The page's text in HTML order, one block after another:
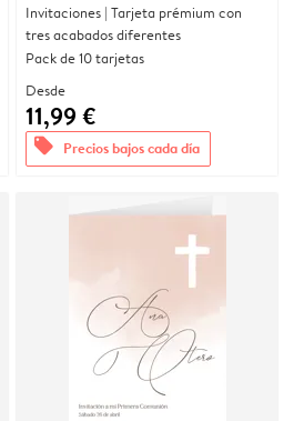
Invitaciones | Tarjeta prémium con
tres acabados diferentes
Pack de 10 tarjetas
Desde
11,99 €
offers Precios bajos cada día